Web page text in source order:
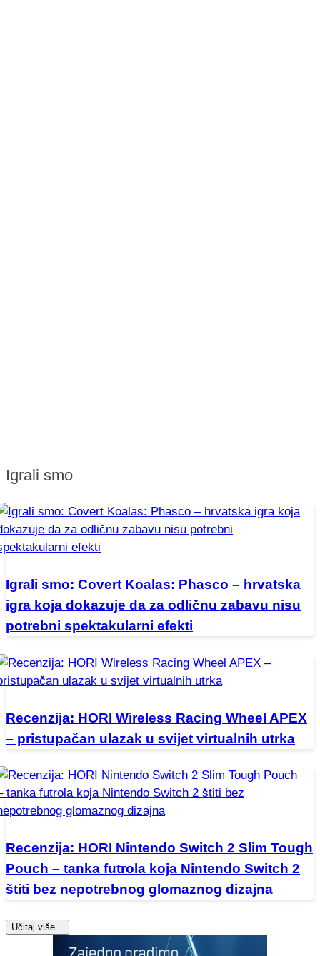
Igrali smo
Igrali smo: Covert Koalas: Phasco – hrvatska
igra koja dokazuje da za odličnu zabavu nisu
potrebni spektakularni efekti
Recenzija: HORI Wireless Racing Wheel APEX
– pristupačan ulazak u svijet virtualnih utrka
Recenzija: HORI Nintendo Switch 2 Slim Tough
Pouch – tanka futrola koja Nintendo Switch 2
štiti bez nepotrebnog glomaznog dizajna
Učitaj više...